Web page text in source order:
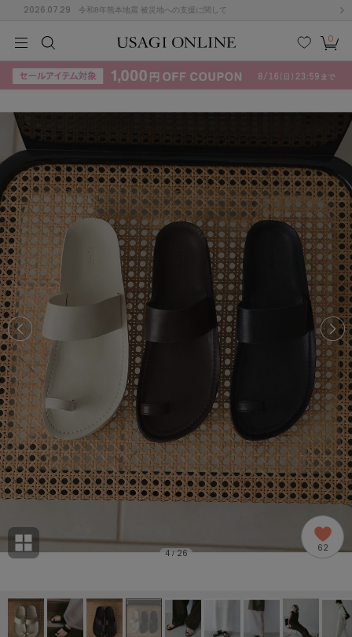
2026.07.29 令和8年熊本地震 被災地への支援に関して
検索
お気
に入
カー
ト
0
KIDSBABYBEAUTYLIFE STYLE
(3074)
ス/ドレス (1179)
(570)
ームウェア (535)
(121)
(2005)
ョン雑貨 (865)
/ランジェリー (127)
KIDSBABYBEAUTYLIFE STYLE
B
I J K L M N
P Q R S T U
W X Z
その
他
ACYM
アシーム
adidas
アディダス
adidas by Stella McCartney
アディダス バイ ステラマッカートニー
ALLISON BROWN
アリソンブラウン
amabro
Ame no chi Hare
アメノチハレ
アモマ
ánuans
4/ 26 62